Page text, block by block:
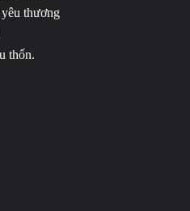
thương
thốn.